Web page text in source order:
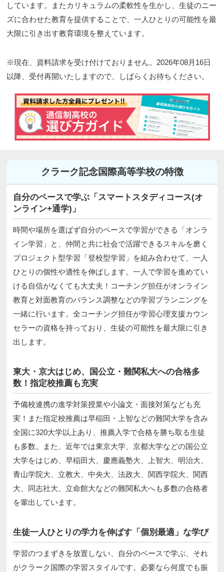
しています。またカリキュラムの柔軟性を生かし、生徒のニー
ズに合わせた教育を提供することで、一人ひとりの可能性を最
大限に引き出す教育環境を整えています。
※現在、資料請求を受け付けておりません。2026年08月16日
以降、受付再開いたしますので、しばらくお待ちください。
クラーク記念国際高等学校の特徴
自分のペースで学ぶ「スマートスタディコース(オ
ンライン+通学)」
時間や場所を選ばず自分のペースで学習ができる「オンラ
イン学習」と、仲間と共に社会で活躍できるスキルを磨く
プロジェクト型学習「登校型学習」を組み合わせて、一人
ひとりの個性や適性を伸ばします。一人で学習を進めてい
ける自信がなくても大丈夫！コーチング担任がオンライン
教育と対面教育のバランス調整などの学習プランニングを
一緒に行います。全コーチング担任が学習心理支援カウン
セラーの資格を持っており、生徒の可能性を最大限に引き
出します。
東大・京大はじめ、国公立・難関私大への合格多
数！指定校推薦も充実
予備校連携の進学対策授業や小論文・面接対策なども充
実！また指定校推薦は早稲田・上智などの難関大学を含み
全国に320大学以上あり、推薦入学で合格を勝ち取る生徒
も多数。また、近年では東京大学、京都大学などの国公立
大学をはじめ、早稲田大、慶應義塾大、上智大、明治大、
青山学院大、立教大、中央大、法政大、関西学院大、関西
大、同志社大、立命館大などの難関私大へも多数の合格者
を輩出しています。
生徒一人ひとりの学力を伸ばす「個別最適」な学び
学習のつまずきを放置しない、自分のペースで学ぶ、それ
がクラーク国際の学習スタイルです。必要なら何度でも振